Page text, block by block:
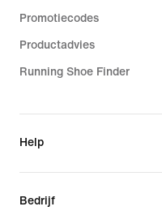
Promotiecodes
Productadvies
Running Shoe Finder
Help
Bedrijf